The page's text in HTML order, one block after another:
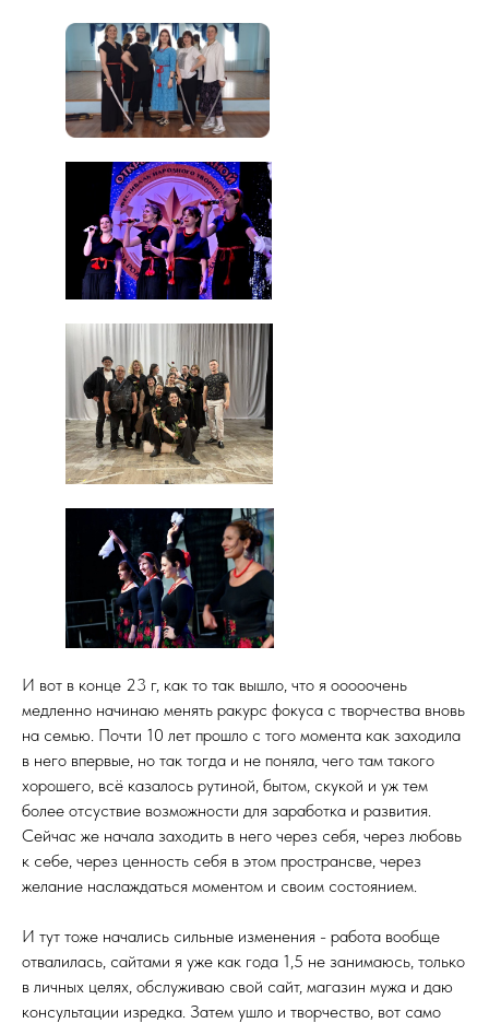
И вот в конце 23 г, как то так вышло, что я ооооочень
медленно начинаю менять ракурс фокуса с творчества вновь
на семью. Почти 10 лет прошло с того момента как заходила
в него впервые, но так тогда и не поняла, чего там такого
хорошего, всё казалось рутиной, бытом, скукой и уж тем
более отсуствие возможности для заработка и развития.
Сейчас же начала заходить в него через себя, через любовь
к себе, через ценность себя в этом пространсве, через
желание наслаждаться моментом и своим состоянием.
И тут тоже начались сильные изменения - работа вообще
отвалилась, сайтами я уже как года 1,5 не занимаюсь, только
в личных целях, обслуживаю свой сайт, магазин мужа и даю
консультации изредка. Затем ушло и творчество, вот само